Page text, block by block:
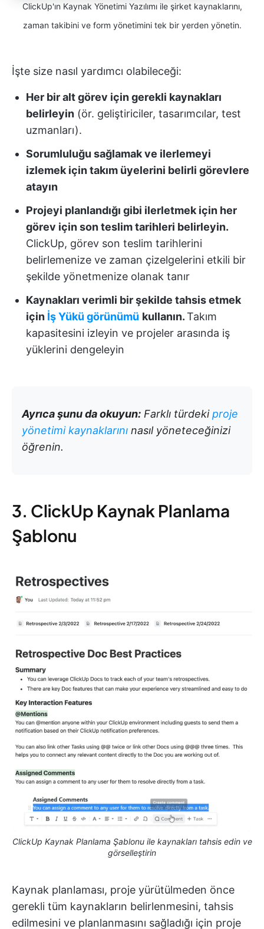
ClickUp'ın Kaynak Yönetimi Yazılımı ile şirket kaynaklarını,
zaman takibini ve form yönetimini tek bir yerden yönetin.
İşte size nasıl yardımcı olabileceği:
Her bir alt görev için gerekli kaynakları
belirleyin (ör. geliştiriciler, tasarımcılar, test
uzmanları).
Sorumluluğu sağlamak ve ilerlemeyi
izlemek için takım üyelerini belirli görevlere
atayın
Projeyi planlandığı gibi ilerletmek için her
görev için son teslim tarihleri belirleyin.
ClickUp, görev son teslim tarihlerini
belirlemenize ve zaman çizelgelerini etkili bir
şekilde yönetmenize olanak tanır
Kaynakları verimli bir şekilde tahsis etmek
için İş Yükü görünümü kullanın.Takım
kapasitesini izleyin ve projeler arasında iş
yüklerini dengeleyin
Ayrıca şunu da okuyun: Farklı türdekiproje
yönetimi kaynaklarını nasıl yöneteceğinizi
öğrenin.
3. ClickUp Kaynak Planlama
Şablonu
ClickUp Kaynak Planlama Şablonu ile kaynakları tahsis edin ve
görselleştirin
Kaynak planlaması, proje yürütülmeden önce
gerekli tüm kaynakların belirlenmesini, tahsis
edilmesini ve planlanmasını sağladığı için proje